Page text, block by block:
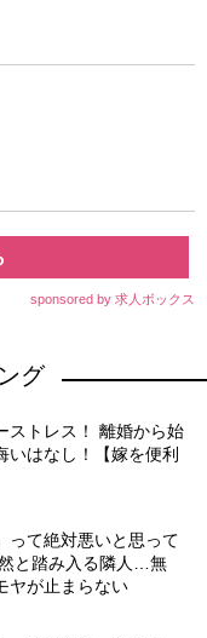
sponsored by 求人ボックス
グ
ストレス！ 離婚から始
いはなし！【嫁を便利
って絶対悪いと思って
と踏み入る隣人…無
ヤが止まらない